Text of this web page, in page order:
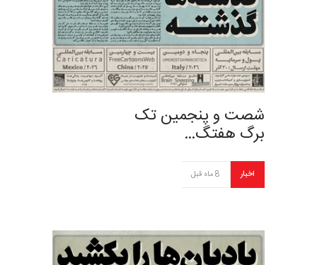
شصت و پنجمین تک
برگ هفتگ…
اخبار 8 ماه قبل